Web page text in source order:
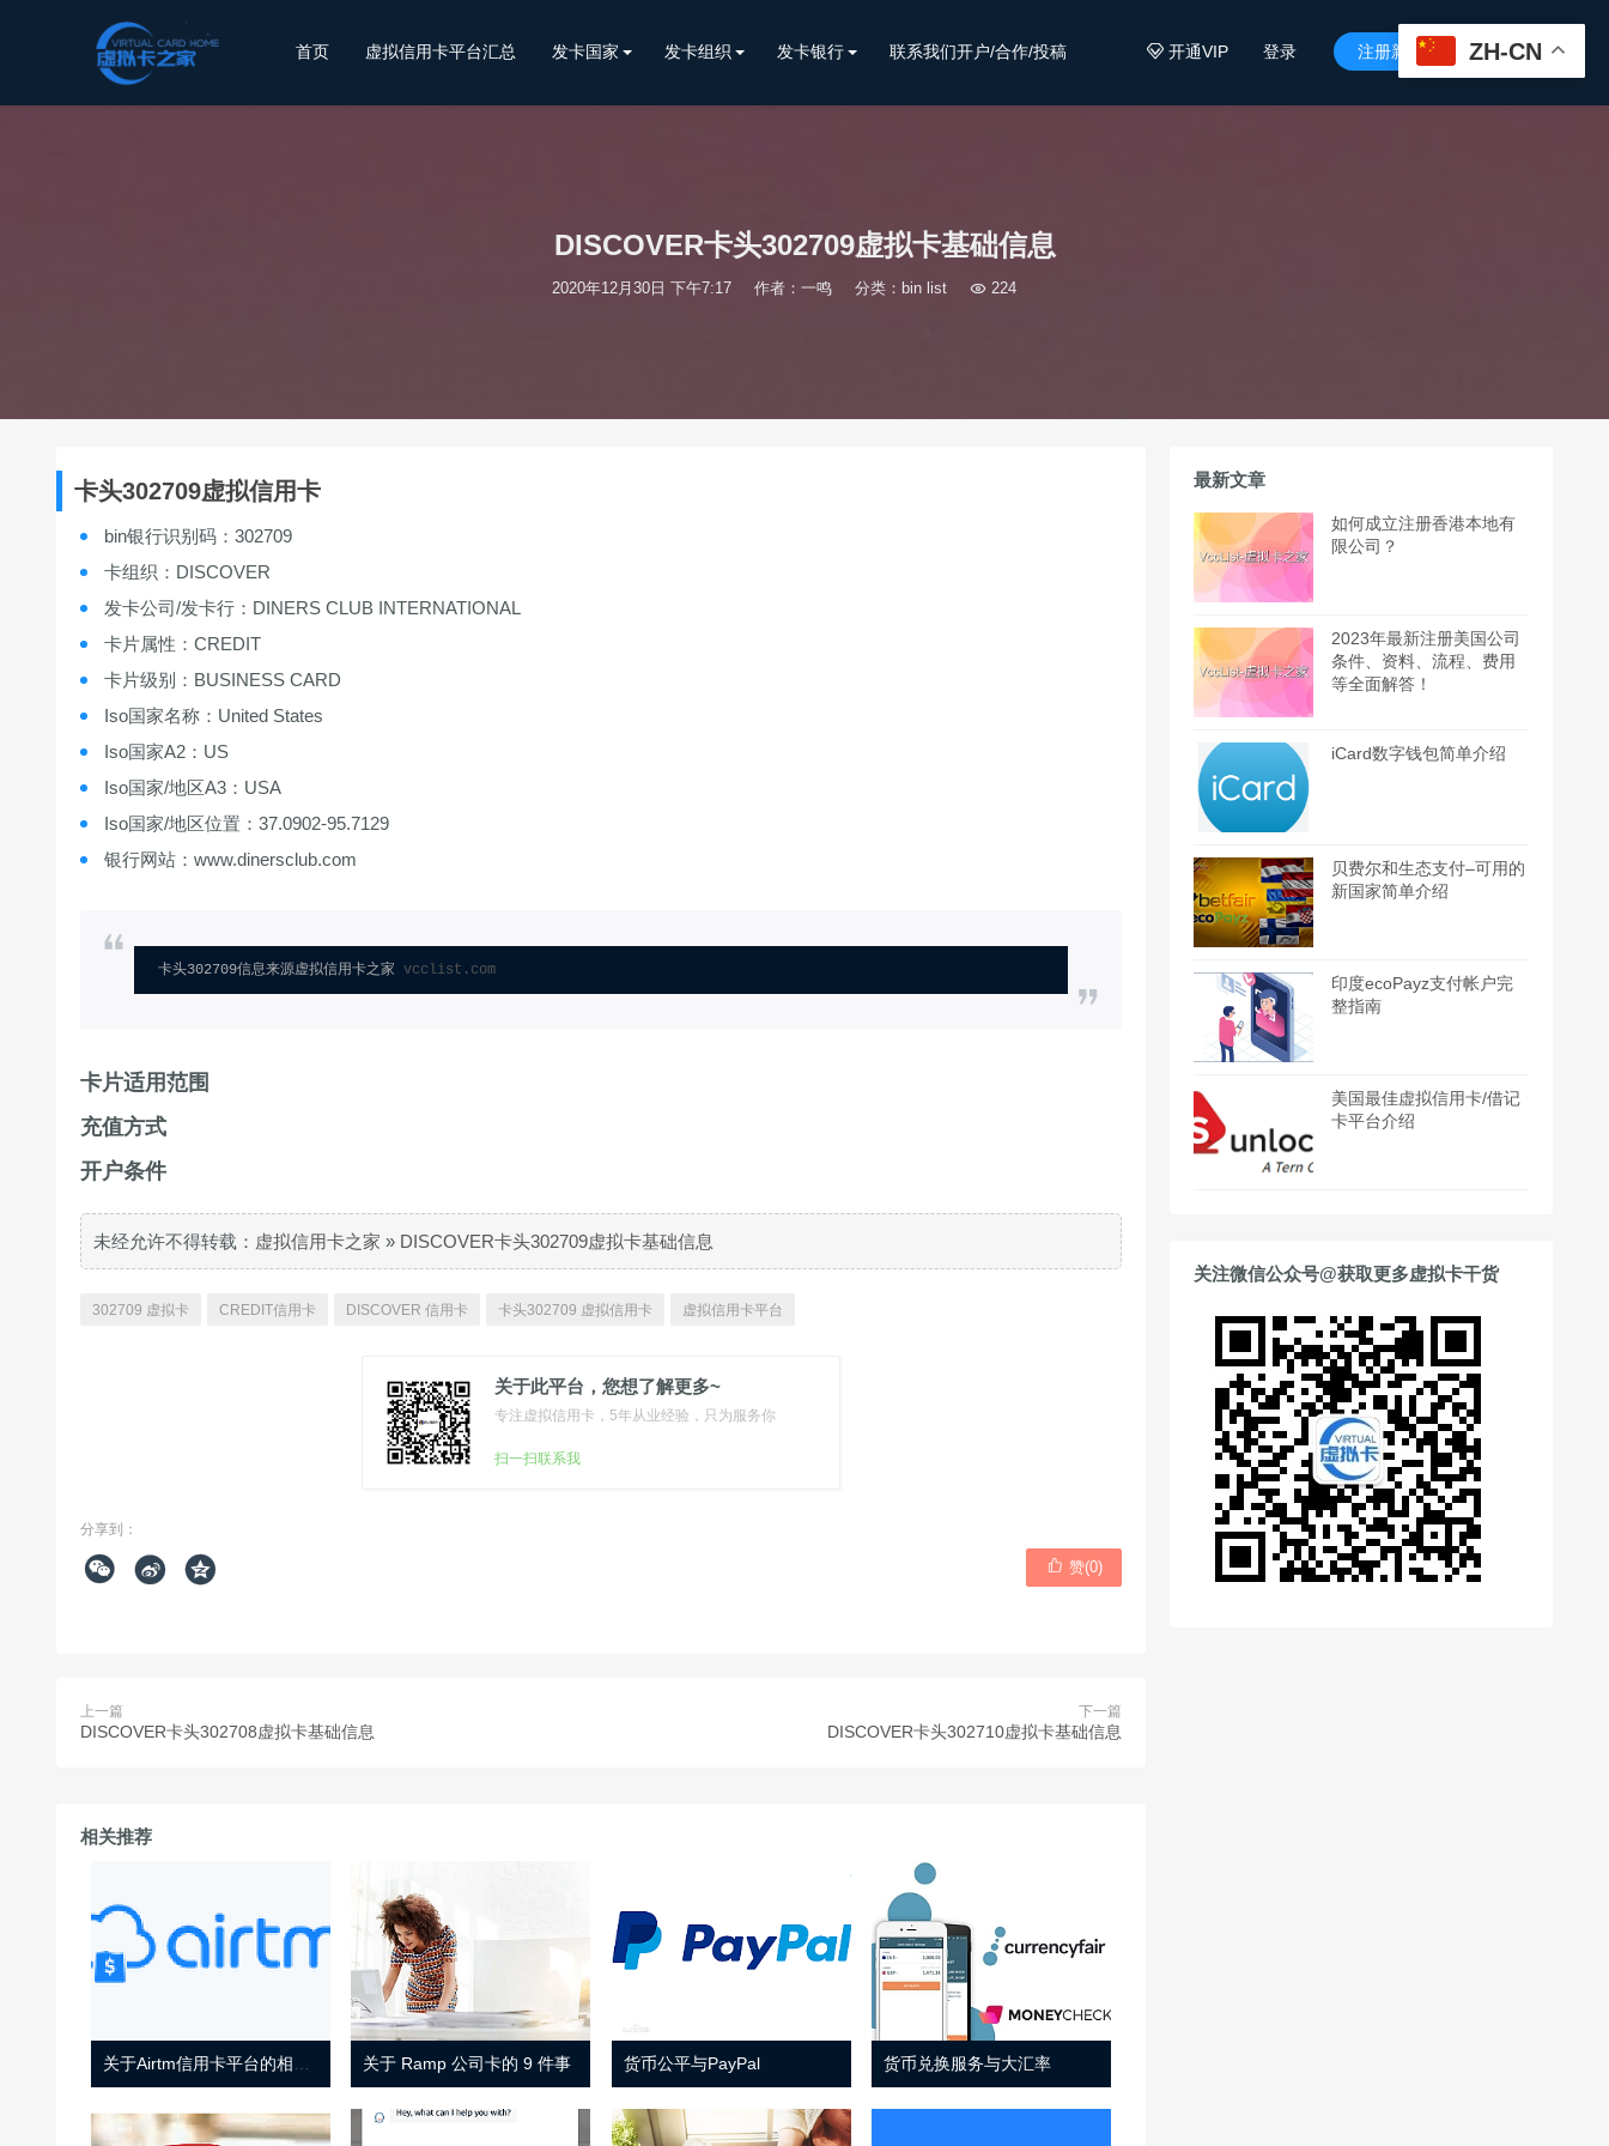
开通VIP 登录 注册新用户 
首页 虚拟信用卡平台汇总 发卡国家 发卡组织 发卡银行 联系我们开户/合作/投稿
DISCOVER卡头302709虚拟卡基础信息
2020年12月30日 下午7:17 作者：一鸣 分类： bin list  224
卡头302709虚拟信用卡
bin银行识别码：302709
卡组织：DISCOVER
发卡公司/发卡行：DINERS CLUB INTERNATIONAL
卡片属性：CREDIT
卡片级别：BUSINESS CARD
Iso国家名称：United States
Iso国家A2：US
Iso国家/地区A3：USA
Iso国家/地区位置：37.0902-95.7129
银行网站：www.dinersclub.com
卡头302709信息来源虚拟信用卡之家 vcclist.com
卡片适用范围
充值方式
开户条件
未经允许不得转载： 虚拟信用卡之家 » DISCOVER卡头302709虚拟卡基础信息
302709 虚拟卡 CREDIT信用卡 DISCOVER 信用卡 卡头302709 虚拟信用卡 虚拟信用卡平台
关于此平台，您想了解更多~
专注虚拟信用卡，5年从业经验，只为服务你
扫一扫联系我
分享到：
    赞(0)
上一篇
DISCOVER卡头302708虚拟卡基础信息
下一篇
DISCOVER卡头302710虚拟卡基础信息
相关推荐
关于 Ramp 公司卡的 9 件事 货币公平与PayPal 货币兑换服务与大汇率
最新文章
如何成立注册香港本地有
限公司？
2023年最新注册美国公司
条件、资料、流程、费用
等全面解答！
iCard数字钱包简单介绍
贝费尔和生态支付–可用的
新国家简单介绍
印度ecoPayz支付帐户完
整指南
美国最佳虚拟信用卡/借记
卡平台介绍
关注微信公众号@获取更多虚拟卡干货
ZH-CN